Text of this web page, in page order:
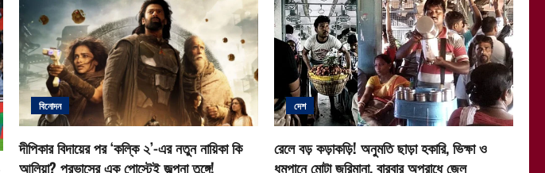
বিনোদন
দীপিকার বিদায়ের পর ‘কল্কি ২’-এর নতুন নায়িকা কি
আলিয়া? প্রভাসের এক পোস্টেই জল্পনা তুঙ্গে!
দেশ
রেলে বড় কড়াকড়ি! অনুমতি ছাড়া হকারি, ভিক্ষা ও
ধূমপানে মোটা জরিমানা, বারবার অপরাধে জেল